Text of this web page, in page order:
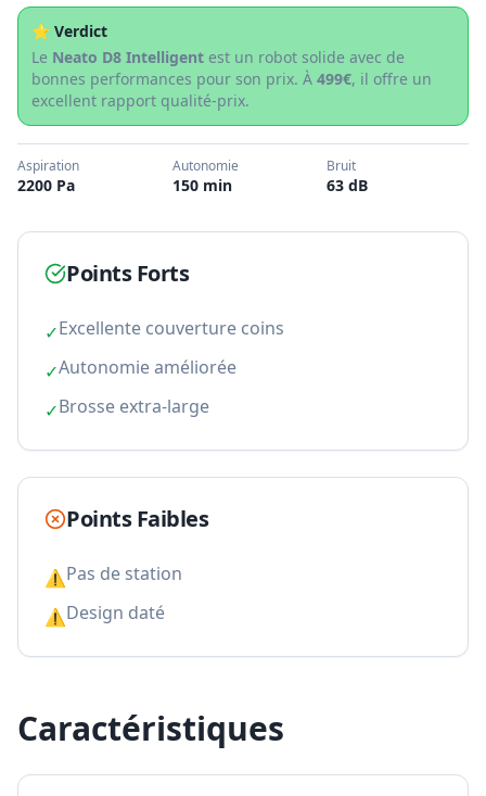
⭐ Verdict
Le Neato D8 Intelligent est un robot solide avec de
bonnes performances pour son prix. À 499€, il offre un
excellent rapport qualité-prix.
Aspiration
2200 Pa
Autonomie
150 min
Bruit
63 dB
Points Forts
✓Excellente couverture coins
✓Autonomie améliorée
✓Brosse extra-large
Points Faibles
⚠Pas de station
⚠Design daté
Caractéristiques